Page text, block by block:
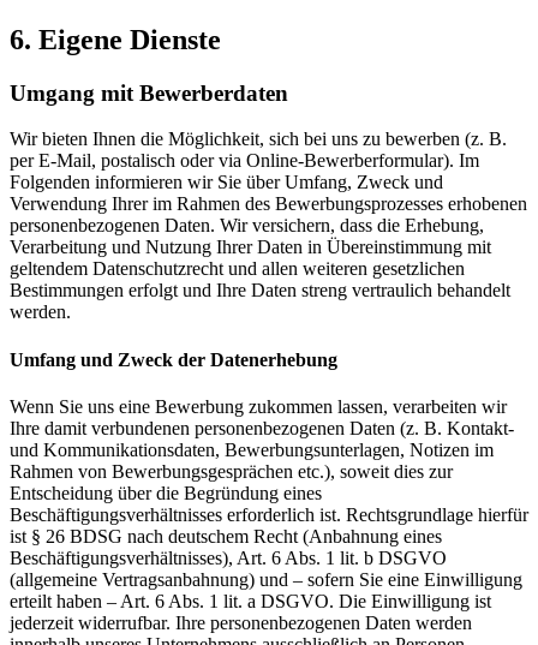
6. Eigene Dienste
Umgang mit Bewerberdaten
Wir bieten Ihnen die Möglichkeit, sich bei uns zu bewerben (z. B.
per E-Mail, postalisch oder via Online-Bewerberformular). Im
Folgenden informieren wir Sie über Umfang, Zweck und
Verwendung Ihrer im Rahmen des Bewerbungsprozesses erhobenen
personenbezogenen Daten. Wir versichern, dass die Erhebung,
Verarbeitung und Nutzung Ihrer Daten in Übereinstimmung mit
geltendem Datenschutzrecht und allen weiteren gesetzlichen
Bestimmungen erfolgt und Ihre Daten streng vertraulich behandelt
werden.
Umfang und Zweck der Datenerhebung
Wenn Sie uns eine Bewerbung zukommen lassen, verarbeiten wir
Ihre damit verbundenen personenbezogenen Daten (z. B. Kontakt-
und Kommunikationsdaten, Bewerbungsunterlagen, Notizen im
Rahmen von Bewerbungsgesprächen etc.), soweit dies zur
Entscheidung über die Begründung eines
Beschäftigungsverhältnisses erforderlich ist. Rechtsgrundlage hierfür
ist § 26 BDSG nach deutschem Recht (Anbahnung eines
Beschäftigungsverhältnisses), Art. 6 Abs. 1 lit. b DSGVO
(allgemeine Vertragsanbahnung) und – sofern Sie eine Einwilligung
erteilt haben – Art. 6 Abs. 1 lit. a DSGVO. Die Einwilligung ist
jederzeit widerrufbar. Ihre personenbezogenen Daten werden